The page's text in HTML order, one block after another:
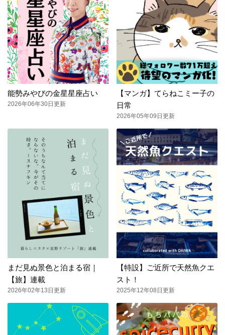
能勢みやびの金星星座占い
2026年06年30日更新
【マンガ】てらねこミー子の
日常
2026年05年09日更新
まだ見ぬ景色と泊まる宿｜
【旅】連載
2026年02年13日更新
【特設】ご近所で天然魚クエ
スト！
2025年12年08日更新